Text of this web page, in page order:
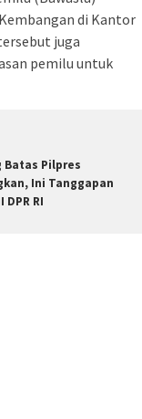
di Kantor
juga
pemilu untuk
Batas Pilpres
Ini Tanggapan
DPR RI